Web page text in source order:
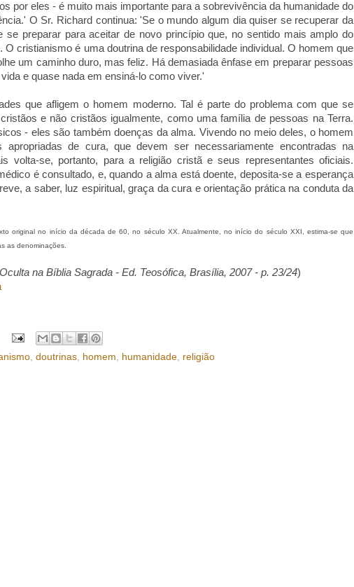
por eles - é muito mais importante para a sobrevivência da humanidade do
O Sr. Richard continua: 'Se o mundo algum dia quiser se recuperar da
se preparar para aceitar de novo princípio que, no sentido mais amplo do
cristianismo é uma doutrina de responsabilidade individual. O homem que
um caminho duro, mas feliz. Há demasiada ênfase em preparar pessoas
e quase nada em ensiná-lo como viver.'
que afligem o homem moderno. Tal é parte do problema com que se
e não cristãos igualmente, como uma família de pessoas na Terra.
- eles são também doenças da alma. Vivendo no meio deles, o homem
apropriadas de cura, que devem ser necessariamente encontradas na
volta-se, portanto, para a religião cristã e seus representantes oficiais.
é consultado, e, quando a alma está doente, deposita-se a esperança
a saber, luz espiritual, graça da cura e orientação prática na conduta da
original no início da década de 60, no século XX. Atualmente, no início do século XXI, estima-se que
as denominações.
na Bíblia Sagrada - Ed. Teosófica, Brasília, 2007 - p. 23/24)
doutrinas homem humanidade religião